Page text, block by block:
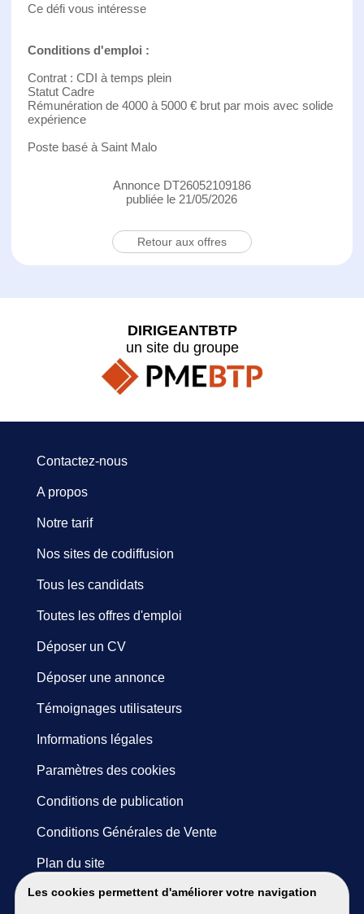
Ce défi vous intéresse
Conditions d'emploi :
Contrat : CDI à temps plein
Statut Cadre
Rémunération de 4000 à 5000 € brut par mois avec solide
expérience
Poste basé à Saint Malo
Annonce DT26052109186
publiée le 21/05/2026
Retour aux offres
Les cookies permettent d'améliorer votre navigation
DIRIGEANTBTP
un site du groupe
Contactez-nous
A propos
Notre tarif
Nos sites de codiffusion
Tous les candidats
Toutes les offres d'emploi
Déposer un CV
Déposer une annonce
Témoignages utilisateurs
Informations légales
Paramètres des cookies
Conditions de publication
Conditions Générales de Vente
Plan du site